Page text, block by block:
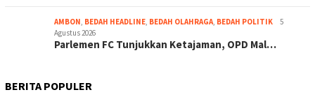
AMBON, BEDAH HEADLINE, BEDAH OLAHRAGA, BEDAH POLITIK
5
Agustus 2026
Parlemen FC Tunjukkan Ketajaman, OPD Mal…
BERITA POPULER